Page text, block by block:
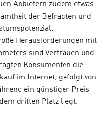
Anbietern zudem etwas
der Befragten und
Herausforderungen mit
sind Vertrauen und
Konsumenten die
im Internet, gefolgt von
ein günstiger Preis
dritten Platz liegt.